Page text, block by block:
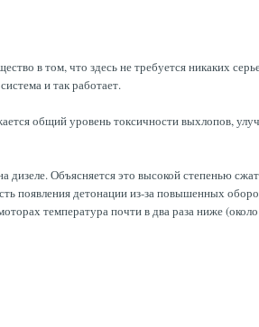
в том, что здесь не требуется никаких
и так работает.
общий уровень токсичности выхлопов,
дизеле. Объясняется это высокой степенью
появления детонации из-за повышенных
температура почти в два раза ниже